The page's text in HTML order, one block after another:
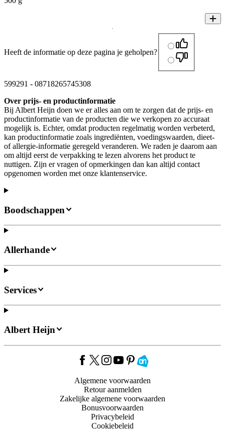
Heeft de informatie op deze pagina je geholpen?
599291 - 08718265745308
Over prijs- en productinformatie
Bij Albert Heijn doen we er alles aan om te zorgen dat de prijs- en
productinformatie van de producten die we verkopen zo accuraat
mogelijk is. Echter, omdat producten regelmatig worden verbeterd,
kan productinformatie zoals ingrediënten, voedingswaarden, dieet-
of allergie-informatie geregeld veranderen. We raden je daarom aan
om altijd eerst de verpakking te lezen alvorens het product te
nuttigen. Zijn er vragen of opmerkingen dan kan altijd contact
opgenomen worden met onze klantenservice.
Boodschappen
Allerhande
Services
Albert Heijn
Algemene voorwaarden
Retour aanmelden
Zakelijke algemene voorwaarden
Bonusvoorwaarden
Privacybeleid
Cookiebeleid